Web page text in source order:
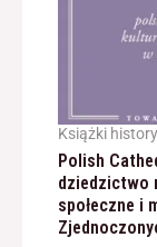
Książki
Polish
dziedzictwo
społeczne i